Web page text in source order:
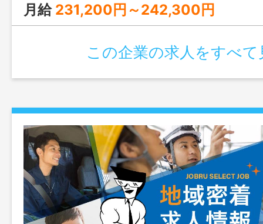
月給 231,200円～242,300円
この企業の求人をすべて